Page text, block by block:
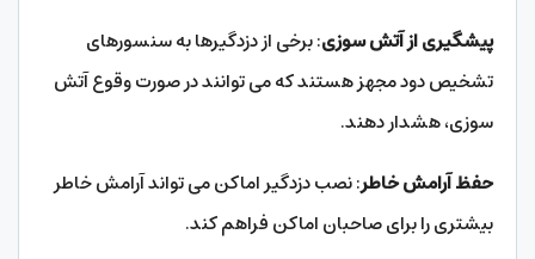
پیشگیری از آتش سوزی: برخی از دزدگیرها به سنسورهای
تشخیص دود مجهز هستند که می توانند در صورت وقوع آتش
سوزی، هشدار دهند.
حفظ آرامش خاطر: نصب دزدگیر اماکن می تواند آرامش خاطر
بیشتری را برای صاحبان اماکن فراهم کند.